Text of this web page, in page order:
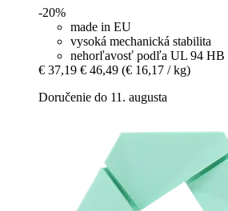
-20%
made in EU
vysoká mechanická stabilita
nehorľavosť podľa UL 94 HB
€ 37,19 € 46,49 (€ 16,17 / kg)
Doručenie do 11. augusta